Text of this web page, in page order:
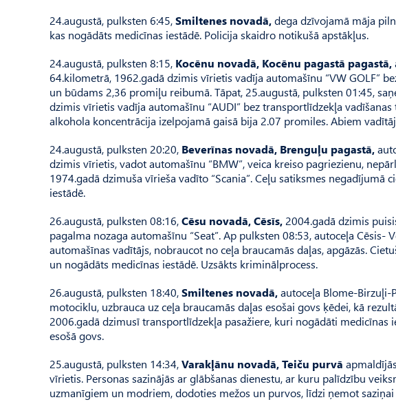
24.augustā, pulksten 6:45,Smiltenes novadā,dega dzīvojamā māja
kas nogādāts medicīnas iestādē. Policija skaidro notikušā apstākļus.
24.augustā, pulksten 8:15, Kocēnu novadā, Kocēnu pagastā pagastā,
64.kilometrā, 1962.gadā dzimis vīrietis vadīja automašīnu “VW GOLF”
un būdams 2,36 promiļu reibumā. Tāpat, 25.augustā, pulksten 01:45,
dzimis vīrietis vadīja automašīnu “AUDI” bez transportlīdzekļa
alkohola koncentrācija izelpojamā gaisā bija 2.07 promiles. Abiem
24.augustā, pulksten 20:20, Beverīnas novadā, Brenguļu pagastā,
dzimis vīrietis, vadot automašīnu “BMW”, veica kreiso pagriezienu,
1974.gadā dzimuša vīrieša vadīto “Scania”. Ceļu satiksmes negadījumā
iestādē.
26.augustā, pulksten 08:16,Cēsu novadā, Cēsīs, 2004.gadā dzimis
pagalma nozaga automašīnu “Seat”. Ap pulksten 08:53, autoceļa Cēsis-
automašīnas vadītājs, nobraucot no ceļa braucamās daļas, apgāzās.
un nogādāts medicīnas iestādē. Uzsākts kriminālprocess.
26.augustā, pulksten 18:40,Smiltenes novadā,autoceļa Blome-Birzuļi-
motociklu, uzbrauca uz ceļa braucamās daļas esošai govs ķēdei, kā
2006.gadā dzimusī transportlīdzekļa pasažiere, kuri nogādāti medicīnas
esošā govs.
25.augustā, pulksten 14:34,Varakļānu novadā, Teiču purvā
vīrietis. Personas sazinājās ar glābšanas dienestu, ar kuru palīdzību
uzmanīgiem un modriem, dodoties mežos un purvos, līdzi ņemot saziņai